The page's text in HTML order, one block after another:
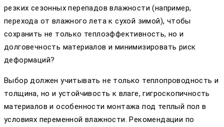
резких сезонных перепадов влажности (например,
перехода от влажного лета к сухой зимой), чтобы
сохранить не только теплоэффективность, но и
долговечность материалов и минимизировать риск
деформаций?
Выбор должен учитывать не только теплопроводность и
толщина, но и устойчивость к влаге, гигроскопичность
материалов и особенности монтажа под теплый пол в
условиях переменной влажности. Рекомендации по